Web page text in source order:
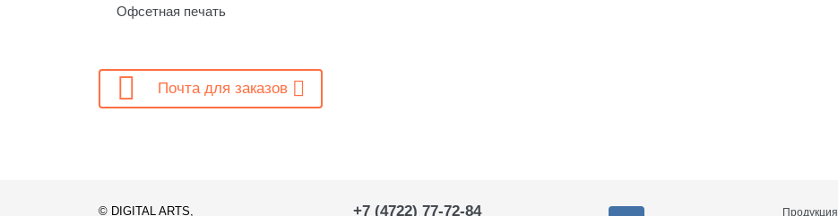
Офсетная печать
 Почта для заказов
© DIGITAL ARTS, +7 (4722) 77-72-84 Продукция